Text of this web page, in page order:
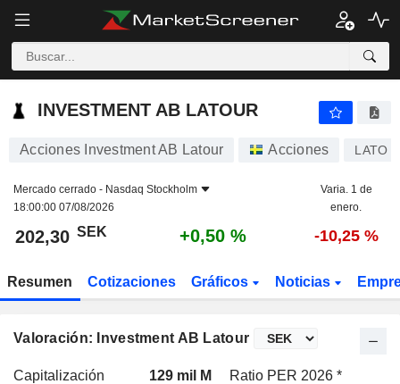
INVESTMENT AB LATOUR
INVESTMENT AB LATOUR
Acciones Investment AB Latour Acciones LATO B
Mercado cerrado - Nasdaq Stockholm
18:00:00 07/08/2026
Varia. 1 de
enero.
202,30 SEK +0,50 % -10,25 %
Resumen Cotizaciones Gráficos Noticias
Valoración: Investment AB Latour
Capitalización 129 mil M
Ratio PER 2026 *